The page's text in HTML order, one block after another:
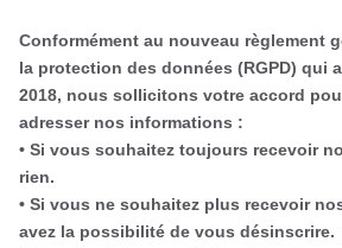
Conformément au nouveau règlement
la protection des données (RGPD) qui
2018, nous sollicitons votre accord
adresser nos informations :
• Si vous souhaitez toujours recevoir
rien.
• Si vous ne souhaitez plus recevoir
avez la possibilité de vous désinscrire.